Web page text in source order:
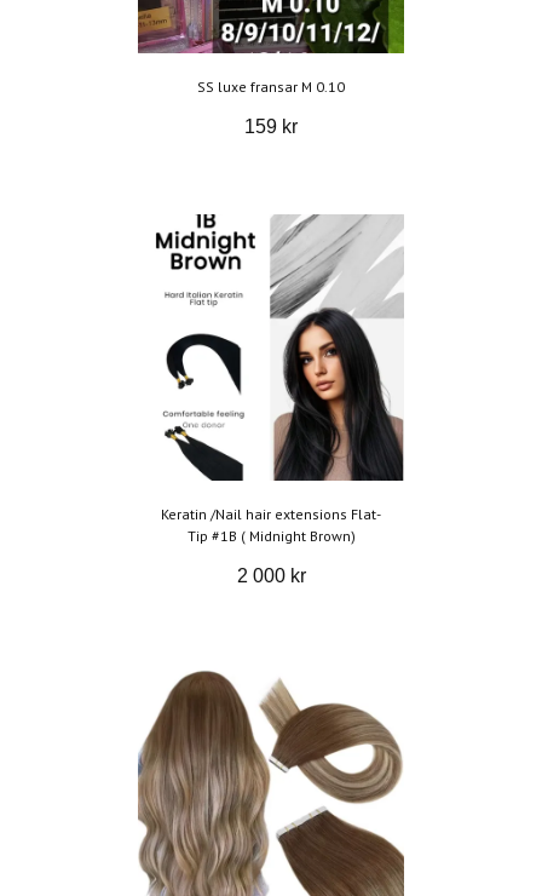
SS luxe fransar M 0.10
159 kr
Keratin /Nail hair extensions Flat-
Tip #1B ( Midnight Brown)
2 000 kr